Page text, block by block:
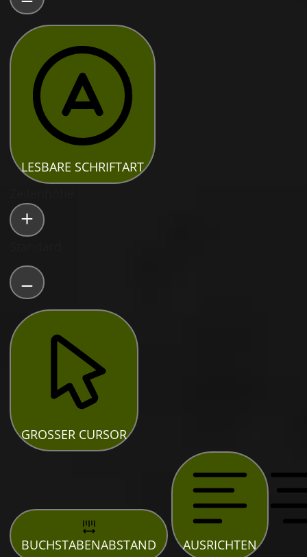
LESBARE SCHRIFTART
GROSSER CURSOR
BUCHSTABENABSTAND AUSRICHTEN